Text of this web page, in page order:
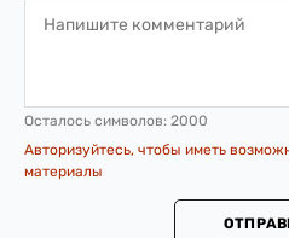
Осталось символов: 2000
Авторизуйтесь, чтобы иметь
материалы